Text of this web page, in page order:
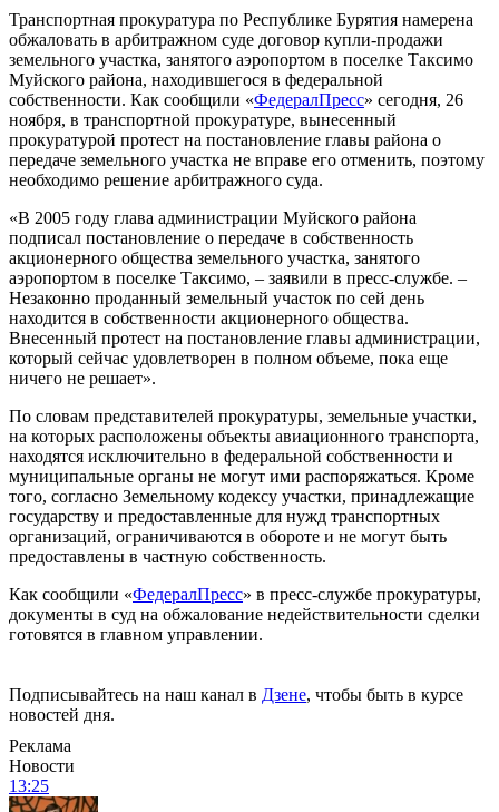
Транспортная прокуратура по Республике Бурятия намерена
обжаловать в арбитражном суде договор купли-продажи
земельного участка, занятого аэропортом в поселке Таксимо
Муйского района, находившегося в федеральной
собственности. Как сообщили «ФедералПресс» сегодня, 26
ноября, в транспортной прокуратуре, вынесенный
прокуратурой протест на постановление главы района о
передаче земельного участка не вправе его отменить, поэтому
необходимо решение арбитражного суда.
«В 2005 году глава администрации Муйского района
подписал постановление о передаче в собственность
акционерного общества земельного участка, занятого
аэропортом в поселке Таксимо, – заявили в пресс-службе. –
Незаконно проданный земельный участок по сей день
находится в собственности акционерного общества.
Внесенный протест на постановление главы администрации,
который сейчас удовлетворен в полном объеме, пока еще
ничего не решает».
По словам представителей прокуратуры, земельные участки,
на которых расположены объекты авиационного транспорта,
находятся исключительно в федеральной собственности и
муниципальные органы не могут ими распоряжаться. Кроме
того, согласно Земельному кодексу участки, принадлежащие
государству и предоставленные для нужд транспортных
организаций, ограничиваются в обороте и не могут быть
предоставлены в частную собственность.
Как сообщили «ФедералПресс» в пресс-службе прокуратуры,
документы в суд на обжалование недействительности сделки
готовятся в главном управлении.
Подписывайтесь на наш канал в Дзене, чтобы быть в курсе
новостей дня.
Реклама
Новости
13:25